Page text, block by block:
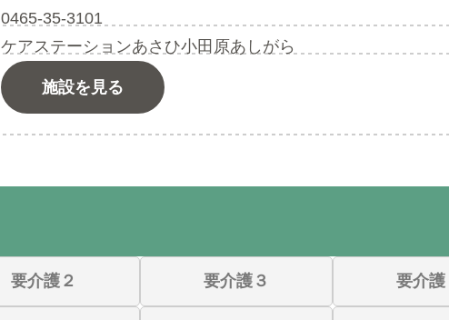
0465-35-3101
ケアステーションあさひ小田原あしがら
施設を見る
要介護２ 要介護３ 要介護